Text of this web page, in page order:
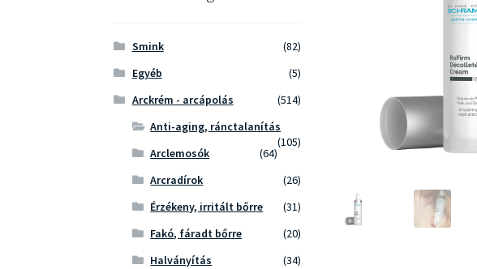
Smink
(82)
Egyéb
(5)
Arckrém - arcápolás
(514)
Anti-aging, ránctalanítás
(105)
Arclemosók
(64)
Arcradírok
(26)
Érzékeny, irritált bőrre
(31)
Fakó, fáradt bőrre
(20)
Halványítás
(34)